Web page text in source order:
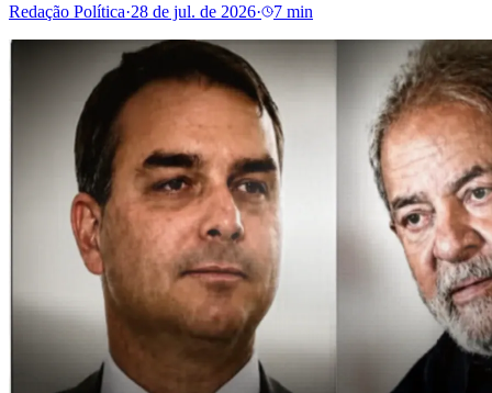
Redação Política·28 de jul. de 2026· 7 min